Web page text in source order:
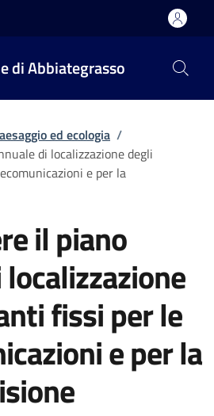
di Abbiategrasso
ed ecologia /
di localizzazione degli
e per la
il piano
fissi per le
e per la